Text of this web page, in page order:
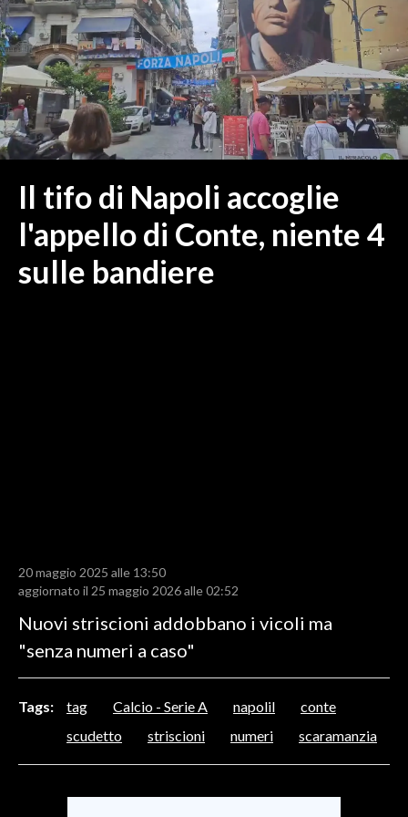
MEDIO CAMPIDANO
ORISTANO E PROVINCIA
SASSARI E PROVINCIA
GALLURA
NUORO E PROVINCIA
OGLIASTRA
ITALIA
MONDO
RISULTATI E CLASSIFICHE
CALCIO REGIONALE
BASKET
MOTORI
ALTRI SPORT
Il tifo di Napoli accoglie
l'appello di Conte, niente 4
sulle bandiere
20 maggio 2025 alle 13:50
aggiornato il 25 maggio 2026 alle 02:52
Nuovi striscioni addobbano i vicoli ma
"senza numeri a caso"
Tags: tag Calcio - Serie A napolil
conte
scudetto
striscioni numeri scaramanzia